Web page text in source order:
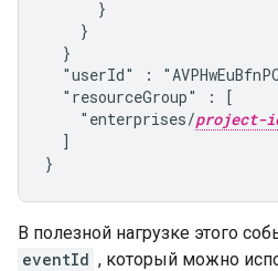
      }
    }
  }
"userId" :
  "resourceGroup" : [
    "enterprises/
project-
  ]
}
В полезной нагрузке этого
eventId , который можно